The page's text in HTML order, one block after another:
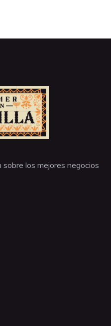
los mejores negocios